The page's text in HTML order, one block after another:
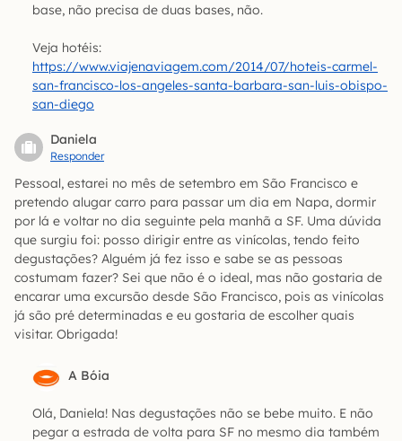
base, não precisa de duas bases, não.
Veja hotéis:
https://www.viajenaviagem.com/2014/07/hoteis-carmel-
san-francisco-los-angeles-santa-barbara-san-luis-obispo-
san-diego
Daniela
Responder
Pessoal, estarei no mês de setembro em São Francisco e
pretendo alugar carro para passar um dia em Napa, dormir
por lá e voltar no dia seguinte pela manhã a SF. Uma dúvida
que surgiu foi: posso dirigir entre as vinícolas, tendo feito
degustações? Alguém já fez isso e sabe se as pessoas
costumam fazer? Sei que não é o ideal, mas não gostaria de
encarar uma excursão desde São Francisco, pois as vinícolas
já são pré determinadas e eu gostaria de escolher quais
visitar. Obrigada!
A Bóia
Olá, Daniela! Nas degustações não se bebe muito. E não
pegar a estrada de volta para SF no mesmo dia também